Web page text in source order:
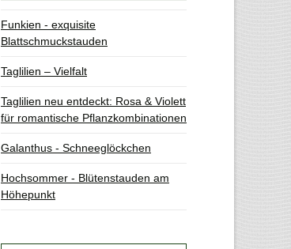
Funkien - exquisite
Blattschmuckstauden
Taglilien – Vielfalt
Taglilien neu entdeckt: Rosa & Violett
für romantische Pflanzkombinationen
Galanthus - Schneeglöckchen
Hochsommer - Blütenstauden am
Höhepunkt